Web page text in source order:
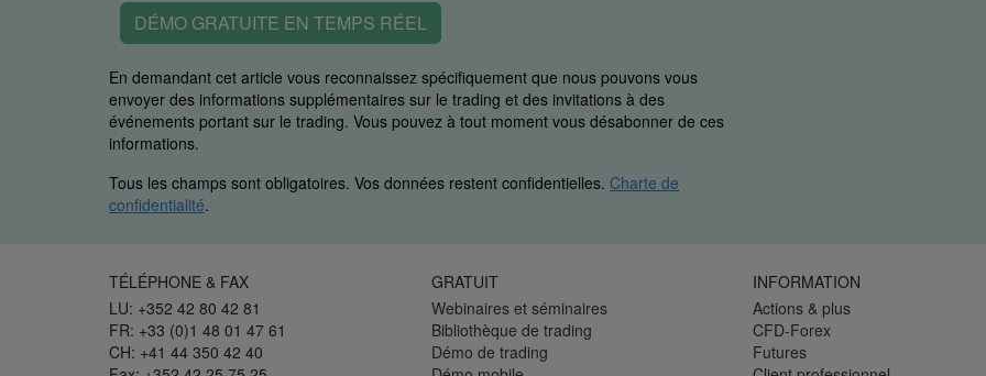
DÉMO GRATUITE EN TEMPS RÉEL
En demandant cet article vous reconnaissez spécifiquement que nous pouvons vous
envoyer des informations supplémentaires sur le trading et des invitations à des
événements portant sur le trading. Vous pouvez à tout moment vous désabonner de ces
informations.
Tous les champs sont obligatoires. Vos données restent confidentielles. Charte de
confidentialité.
TÉLÉPHONE & FAX
LU: +352 42 80 42 81
FR: +33 (0)1 48 01 47 61
CH: +41 44 350 42 40
GRATUIT
Webinaires et séminaires
Bibliothèque de trading
Démo de trading
INFORMATION
Actions & plus
CFD-Forex
Futures